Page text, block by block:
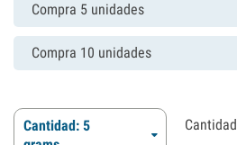
Compra 5 unidades
Compra 10 unidades
Cantidad: 5
Cantidad